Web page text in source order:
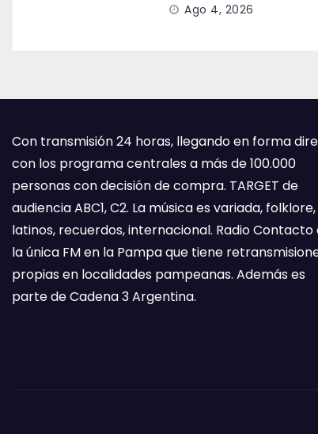
Ago 4, 2026
Con transmisión 24 horas, llegando en forma
con los programa centrales a más de 100.000
personas con decisión de compra. TARGET de
audiencia ABC1, C2. La música es variada, folklore,
latinos, recuerdos, internacional. Radio Contacto
la única FM en la Pampa que tiene
propias en localidades pampeanas. Además es
parte de Cadena 3 Argentina.